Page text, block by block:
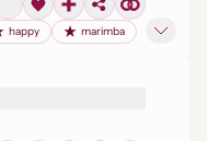
happy marimba